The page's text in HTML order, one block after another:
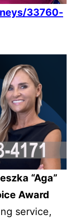
33760-
“Aga”
Award
service,